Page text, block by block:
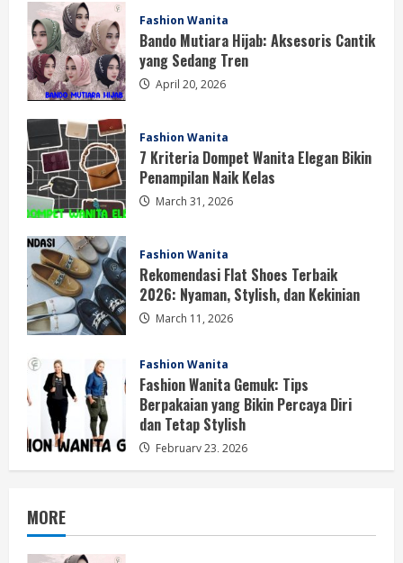
Fashion Wanita
Bando Mutiara Hijab: Aksesoris Cantik
yang Sedang Tren
April 20, 2026
Fashion Wanita
7 Kriteria Dompet Wanita Elegan Bikin
Penampilan Naik Kelas
March 31, 2026
Fashion Wanita
Rekomendasi Flat Shoes Terbaik
2026: Nyaman, Stylish, dan Kekinian
March 11, 2026
Fashion Wanita
Fashion Wanita Gemuk: Tips
Berpakaian yang Bikin Percaya Diri
dan Tetap Stylish
February 23, 2026
MORE